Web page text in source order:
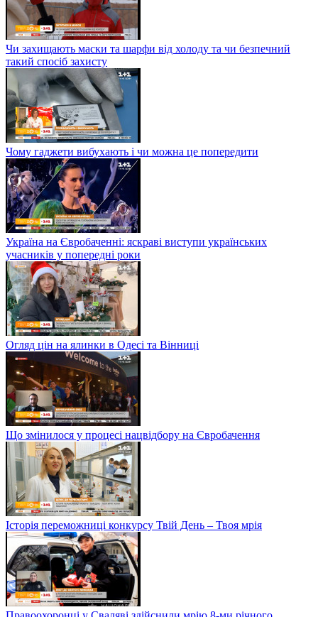
Чи захищають маски та шарфи від холоду та чи безпечний
такий спосіб захисту
Чому гаджети вибухають і чи можна це попередити
Україна на Євробаченні: яскраві виступи українських
учасників у попередні роки
Огляд цін на ялинки в Одесі та Вінниці
Що змінилося у процесі нацвідбору на Євробачення
Історія переможниці конкурсу Твій День – Твоя мрія